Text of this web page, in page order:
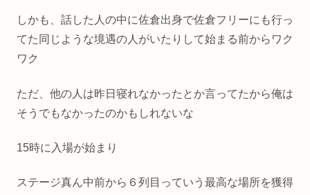
しかも、話した人の中に佐倉出身で佐倉フリーにも行っ
てた同じような境遇の人がいたりして始まる前からワク
ワク
ただ、他の人は昨日寝れなかったとか言ってたから俺は
そうでもなかったのかもしれないな
15時に入場が始まり
ステージ真ん中前から６列目っていう最高な場所を獲得